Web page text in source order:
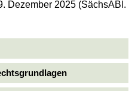
Dezember 2025 (SächsABl.